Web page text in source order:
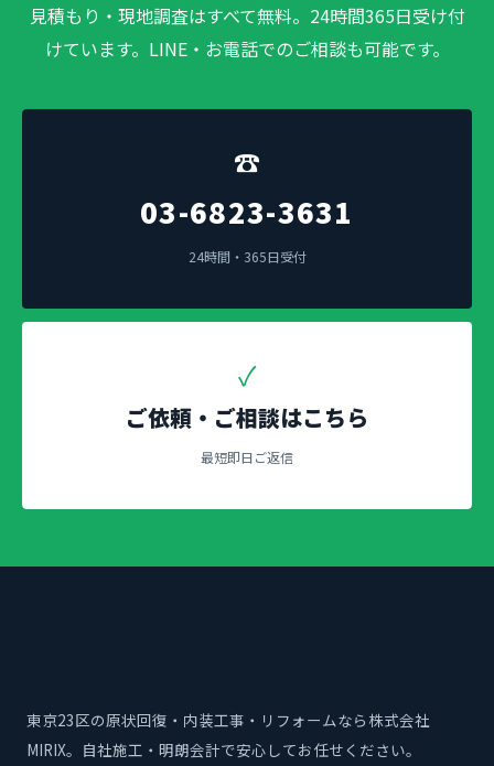
見積もり・現地調査はすべて無料。24時間365日受け付
けています。LINE・お電話でのご相談も可能です。
☎
03-6823-3631
24時間・365日受付
✓
ご依頼・ご相談はこちら
最短即日ご返信
東京23区の原状回復・内装工事・リフォームなら株式会社
MIRIX。自社施工・明朗会計で安心してお任せください。